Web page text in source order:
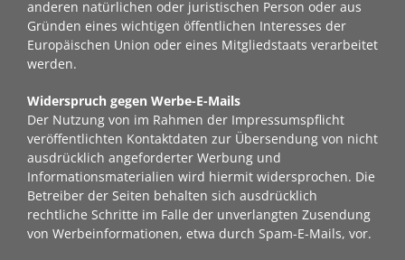
anderen natürlichen oder juristischen Person oder aus
Gründen eines wichtigen öffentlichen Interesses der
Europäischen Union oder eines Mitgliedstaats verarbeitet
werden.
Widerspruch gegen Werbe-E-Mails
Der Nutzung von im Rahmen der Impressumspflicht
veröffentlichten Kontaktdaten zur Übersendung von nicht
ausdrücklich angeforderter Werbung und
Informationsmaterialien wird hiermit widersprochen. Die
Betreiber der Seiten behalten sich ausdrücklich
rechtliche Schritte im Falle der unverlangten Zusendung
von Werbeinformationen, etwa durch Spam-E-Mails, vor.